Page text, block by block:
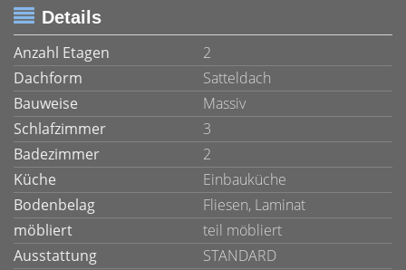
Details
Anzahl Etagen
2
Dachform
Satteldach
Bauweise
Massiv
Schlafzimmer
3
Badezimmer
2
Küche
Einbauküche
Bodenbelag
Fliesen, Laminat
möbliert
teil möbliert
Ausstattung
STANDARD